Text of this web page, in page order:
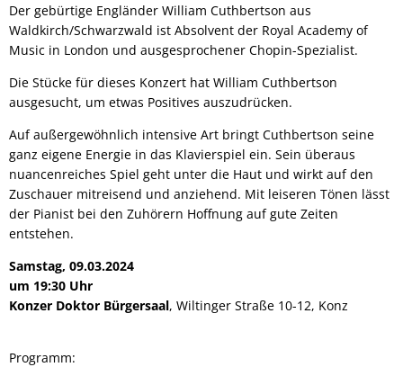
Der gebürtige Engländer William Cuthbertson aus
Waldkirch/Schwarzwald ist Absolvent der Royal Academy of
Music in London und ausgesprochener Chopin-Spezialist.
Die Stücke für dieses Konzert hat William Cuthbertson
ausgesucht, um etwas Positives auszudrücken.
Auf außergewöhnlich intensive Art bringt Cuthbertson seine
ganz eigene Energie in das Klavierspiel ein. Sein überaus
nuancenreiches Spiel geht unter die Haut und wirkt auf den
Zuschauer mitreisend und anziehend. Mit leiseren Tönen lässt
der Pianist bei den Zuhörern Hoffnung auf gute Zeiten
entstehen.
Samstag, 09.03.2024
um 19:30 Uhr
Konzer Doktor Bürgersaal, Wiltinger Straße 10-12, Konz
Programm: